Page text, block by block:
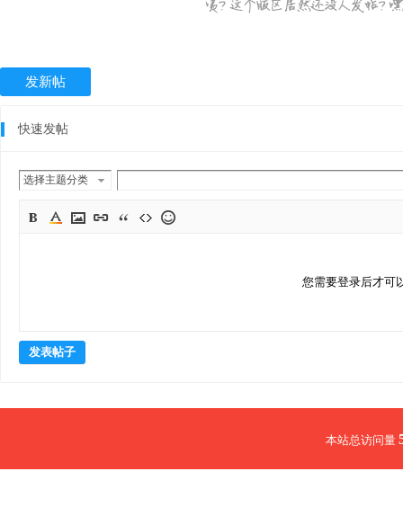
发新帖
快速发帖
选择主题分类
您需要登录后才可
发表帖子
本站总访问量